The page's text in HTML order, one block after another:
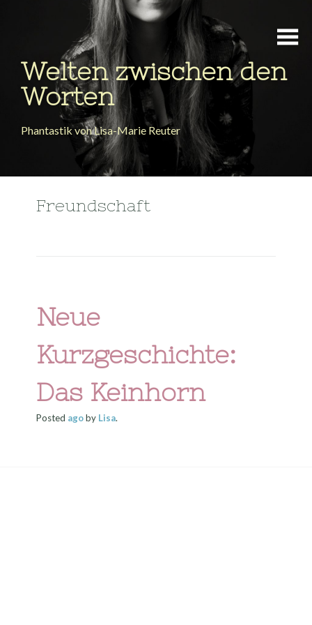
Welten zwischen den
Worten
Phantastik von Lisa-Marie Reuter
Freundschaft
Neue
Kurzgeschichte:
Das Keinhorn
Posted agoby Lisa.